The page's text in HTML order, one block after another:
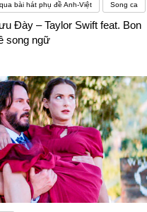
bài hát phụ đề Anh-Việt Song ca
Đày – Taylor Swift feat. Bon
song ngữ